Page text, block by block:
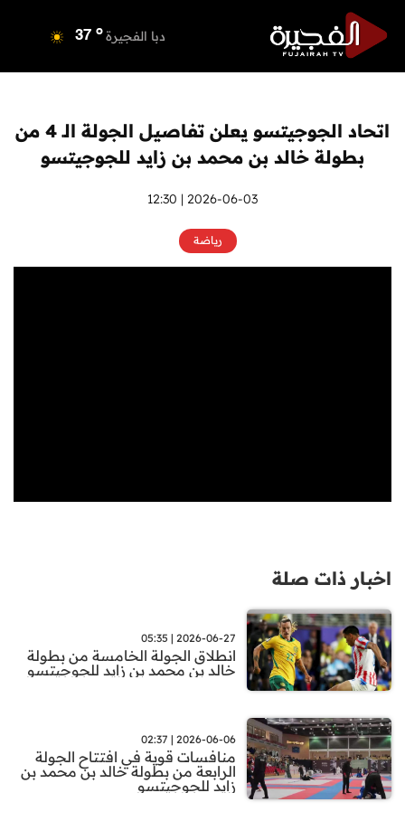
دبا الفجيرة 37 o
أم القيوين o
راس الخيمة 40 o
الفجيرة
اتحاد الجوجيتسو يعلن تفاصيل الجولة الـ 4 من
بطولة خالد بن محمد بن زايد للجوجيتسو
2026-06-03 | 12:30
رياضة
اخبار ذات صلة
2026-06-27 | 05:35
انطلاق الجولة الخامسة من بطولة
خالد بن محمد بن زايد للجوجيتسو
2026-06-06 | 02:37
منافسات قوية في افتتاح الجولة
الرابعة من بطولة خالد بن محمد بن
زايد للجوجيتسو